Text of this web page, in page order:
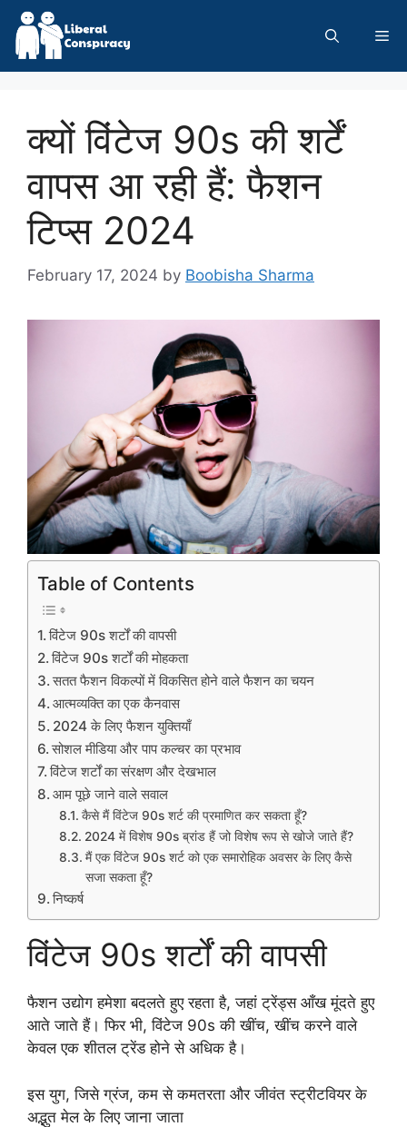
Skip
content
क्यों विंटेज 90s की शर्टें
वापस आ रही हैं: फैशन
टिप्स 2024
February 17, 2024 by Boobisha Sharma
Table of Contents
विंटेज 90s शर्टों की वापसी
विंटेज 90s शर्टों की मोहकता
सतत फैशन विकल्पों में विकसित होने वाले फैशन का चयन
आत्मव्यक्ति का एक कैनवास
2024 के लिए फैशन युक्तियाँ
सोशल मीडिया और पाप कल्चर का प्रभाव
विंटेज शर्टों का संरक्षण और देखभाल
आम पूछे जाने वाले सवाल
कैसे मैं विंटेज 90s शर्ट की प्रमाणित कर सकता हूँ?
2024 में विशेष 90s ब्रांड हैं जो विशेष रूप से खोजे जाते हैं?
मैं एक विंटेज 90s शर्ट को एक समारोहिक अवसर के लिए कैसे
सजा सकता हूँ?
निष्कर्ष
विंटेज 90s शर्टों की वापसी
फैशन उद्योग हमेशा बदलते हुए रहता है, जहां ट्रेंड्स आँख मूंदते हुए
आते जाते हैं। फिर भी, विंटेज 90s की खींच, खींच करने वाले
केवल एक शीतल ट्रेंड होने से अधिक है।
इस युग, जिसे ग्रंज, कम से कमतरता और जीवंत स्ट्रीटवियर के
अद्भुत मेल के लिए जाना जाता